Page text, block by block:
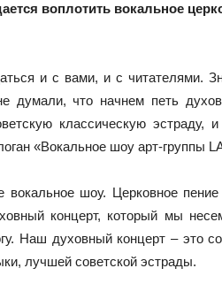
воплотить вокальное
и с вами, и с читателями.
думали, что начнем петь
классическую эстраду,
«Вокальное шоу арт-группы
шоу. Церковное
концерт, который мы
Наш духовный концерт – это
лучшей советской эстрады.